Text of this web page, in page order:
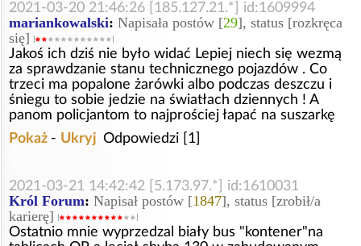
2021-03-20 21:46:26 [185.127.21.*] id:1609994
mariankowalski: Napisała postów [29], status [rozkręca
się]
Jakoś ich dziś nie było widać Lepiej niech się wezmą
za sprawdzanie stanu technicznego pojazdów . Co
trzeci ma popalone żarówki albo podczas deszczu i
śniegu to sobie jedzie na światłach dziennych ! A
panom policjantom to najprościej łapać na suszarkę
Pokaż - Ukryj Odpowiedzi [1]
2021-03-21 14:42:42 [5.173.97.*] id:1610031
Król Forum: Napisał postów [1847], status [zrobił/a
karierę]
Ostatnio mnie wyprzedzal biały bus "kontener"na